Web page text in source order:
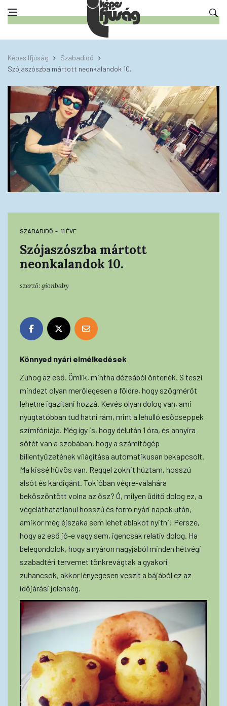
Képes Ifjúság
Szabadidő
Szójaszószba mártott neonkalandok 10.
SZABADIDŐ 11 ÉVE
Szójaszószba mártott
neonkalandok 10.
szerző:gionbaby
Könnyed nyári elmélkedések
Zuhog az eső. Ömlik, mintha dézsából öntenék. S teszi
mindezt olyan merőlegesen a földre, hogy szögmérőt
lehetne igazítani hozzá. Kevés olyan dolog van, ami
nyugtatóbban tud hatni rám, mint a lehulló esőcseppek
szimfóniája. Még így is, hogy délután 1 óra, és annyira
sötét van a szobában, hogy a számítógép
billentyűzetének világítása automatikusan bekapcsolt.
Ma kissé hűvös van. Reggel zoknit húztam, hosszú
alsót és kardigánt. Tokióban végre-valahára
beköszöntött volna az ősz? Ó, milyen üdítő dolog ez, a
végeláthatatlanul hosszú és forró nyári napok után,
amikor még éjszaka sem lehet ablakot nyitni! Persze,
hogy az eső jó-e vagy sem, igencsak relatív dolog. Ha
belegondolok, hogy a nyáron nagyjából minden hétvégi
szabadtéri tervemet tönkrevágták a gyakori
zuhancsok, akkor lényegesen veszít a bájából ez az
időjárási jelenség.